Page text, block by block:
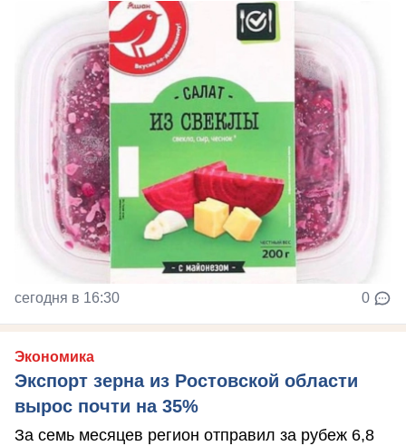
сегодня в 16:30 0
Экономика
Экспорт зерна из Ростовской области
вырос почти на 35%
За семь месяцев регион отправил за рубеж 6,8